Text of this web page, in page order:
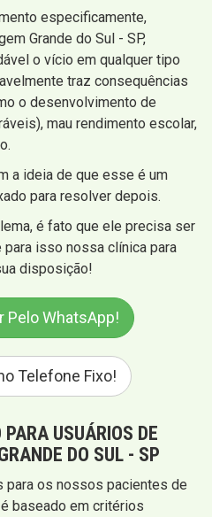
especificamente,
Grande do Sul - SP,
o vício em qualquer tipo
traz consequências
o desenvolvimento de
mau rendimento escolar,
a ideia de que esse é um
para resolver depois.
é fato que ele precisa ser
isso nossa clínica para
disposição!
Pelo WhatsApp!
Telefone Fixo!
USUÁRIOS DE
DO SUL - SP
para os nossos pacientes de
baseado em critérios